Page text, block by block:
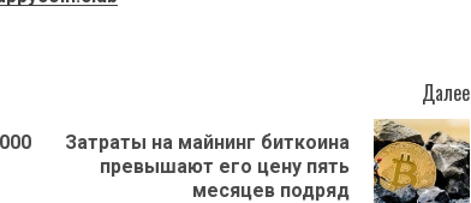
Предыдущая
Далее
Следующая
Затраты на майнинг биткоина
превышают его цену пять
месяцев подряд